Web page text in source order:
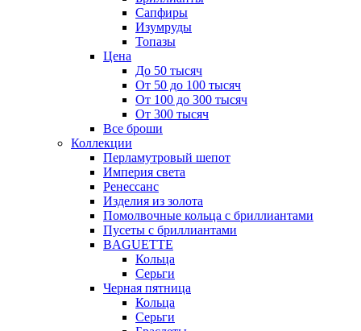
Сапфиры
Изумруды
Топазы
Цена
До 50 тысяч
От 50 до 100 тысяч
От 100 до 300 тысяч
От 300 тысяч
Все броши
Коллекции
Перламутровый шепот
Империя света
Ренессанс
Изделия из золота
Помолвочные кольца с бриллиантами
Пусеты с бриллиантами
BAGUETTE
Кольца
Серьги
Черная пятница
Кольца
Серьги